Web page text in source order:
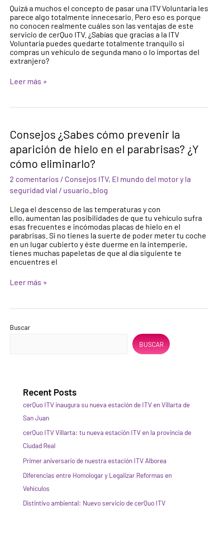
Quizá a muchos el concepto de pasar una ITV Voluntaria les
parece algo totalmente innecesario. Pero eso es porque
no conocen realmente cuáles son las ventajas de este
servicio de cerQuo ITV. ¿Sabías que gracias a la ITV
Voluntaria puedes quedarte totalmente tranquilo si
compras un vehículo de segunda mano o lo importas del
extranjero?
la
prevención
Leer más »
Consejos ¿Sabes cómo prevenir la
aparición de hielo en el parabrisas? ¿Y
cómo eliminarlo?
2 comentarios / Consejos ITV, El mundo del motor y la
seguridad vial / usuario_blog
Llega el descenso de las temperaturas y con
ello, aumentan las posibilidades de que tu vehículo sufra
esas frecuentes e incómodas placas de hielo en el
parabrisas. Si no tienes la suerte de poder meter tu coche
en un lugar cubierto y éste duerme en la intemperie,
tienes muchas papeletas de que al día siguiente te
encuentres el
Consejos
¿Sabes
cómo
prevenir
la
aparición
de
hielo
el
parabrisas?
¿Y
cómo
eliminarlo?
Leer más »
Buscar
BUSCAR
Recent Posts
cerQuo ITV inaugura su nueva estación de ITV en Villarta de
San Juan
cerQuo ITV Villarta: tu nueva estación ITV en la provincia de
Ciudad Real
Primer aniversario de nuestra estación ITV Alborea
Diferencias entre Homologar y Legalizar Reformas en
Vehículos
Distintivo ambiental: Nuevo servicio de cerQuo ITV